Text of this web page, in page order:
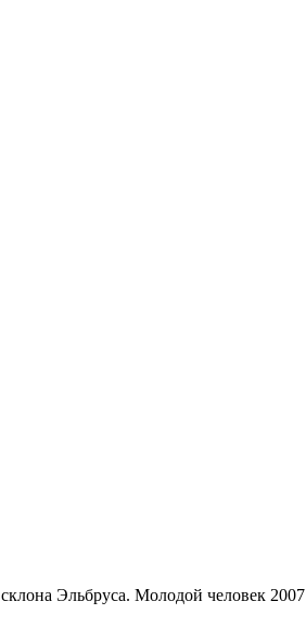
Эльбруса. Молодой человек